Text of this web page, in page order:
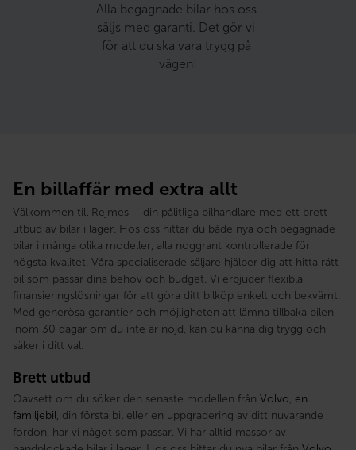
Alla begagnade bilar hos oss
säljs med garanti. Det gör vi
för att du ska vara trygg på
vägen!
En billaffär med extra allt
Välkommen till Rejmes – din pålitliga bilhandlare med ett brett
utbud av bilar i lager. Hos oss hittar du både nya och begagnade
bilar i många olika modeller, alla noggrant kontrollerade för
högsta kvalitet. Våra specialiserade säljare hjälper dig att hitta rätt
bil som passar dina behov och budget. Vi erbjuder flexibla
finansieringslösningar för att göra ditt bilköp enkelt och bekvämt.
Med generösa garantier och möjligheten att lämna tillbaka bilen
inom 30 dagar om du inte är nöjd, kan du känna dig trygg och
säker i ditt val.
Brett utbud
Oavsett om du söker den senaste modellen från Volvo, en
familjebil, din första bil eller en uppgradering av ditt nuvarande
fordon, har vi något som passar. Vi har alltid massor av